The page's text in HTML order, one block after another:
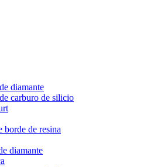
diamante
carburo de silicio
borde de resina
diamante